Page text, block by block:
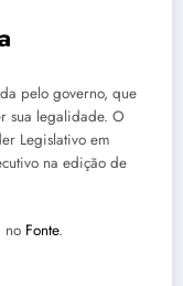
pelo governo, que
sua legalidade. O
Legislativo em
na edição de
no Fonte.